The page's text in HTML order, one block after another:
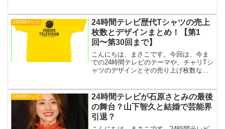
ル石原さとみさんのプロフィールはこち
らから 24...
24時間テレビ
24時間テレビ歴代Tシャツの売上
枚数とデザインまとめ！【第1
回〜第30回まで】
こんにちは、まさこです。今回は、今ま
での24時間テレビのテーマや、チャリTシ
ャツのデザインとその売り上げ枚数など
③で三部構成にします。①は、第1回1978
年～第30回2...
24時間テレビ
24時間テレビが石原さとみの最後
の舞台？山下智久と結婚で芸能界
引退？